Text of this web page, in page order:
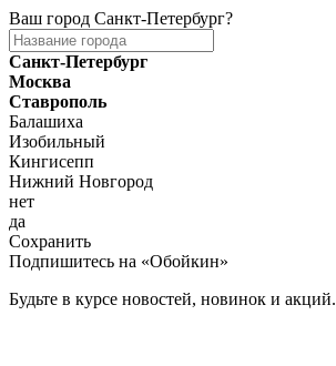
Ваш город Санкт-Петербург?
Санкт-Петербург
Москва
Ставрополь
Балашиха
Изобильный
Кингисепп
Нижний Новгород
нет
да
Сохранить
Подпишитесь на «Обойкин»
Будьте в курсе новостей, новинок и акций.